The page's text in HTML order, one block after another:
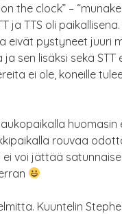
the clock” –
ja TTS oli
eivät pystyneet juuri
sen lisäksi sekä
ei ole, koneille
rouvaa
voi jättää
Kuuntelin